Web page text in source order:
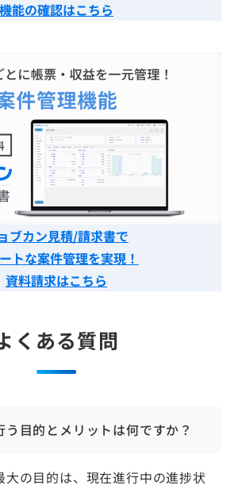
機能の確認はこちら
ブカン見積/請求書で
トな案件管理を実現！
資料請求はこちら
くある質問
う目的とメリットは何ですか？
大の目的は、現在進行中の進捗状